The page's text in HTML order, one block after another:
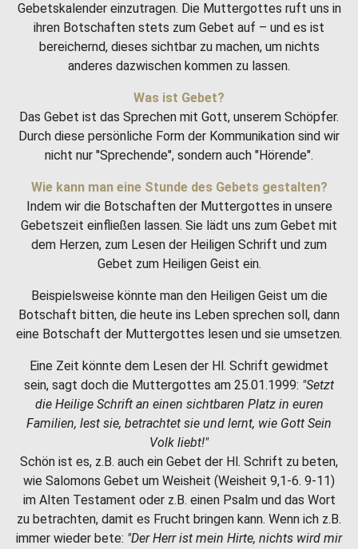
Gebetskalender einzutragen. Die Muttergottes ruft uns in
ihren Botschaften stets zum Gebet auf – und es ist
bereichernd, dieses sichtbar zu machen, um nichts
anderes dazwischen kommen zu lassen.
Was ist Gebet?
Das Gebet ist das Sprechen mit Gott, unserem Schöpfer.
Durch diese persönliche Form der Kommunikation sind wir
nicht nur "Sprechende", sondern auch "Hörende".
Wie kann man eine Stunde des Gebets gestalten?
Indem wir die Botschaften der Muttergottes in unsere
Gebetszeit einfließen lassen. Sie lädt uns zum Gebet mit
dem Herzen, zum Lesen der Heiligen Schrift und zum
Gebet zum Heiligen Geist ein.
Beispielsweise könnte man den Heiligen Geist um die
Botschaft bitten, die heute ins Leben sprechen soll, dann
eine Botschaft der Muttergottes lesen und sie umsetzen.
Eine Zeit könnte dem Lesen der Hl. Schrift gewidmet
sein, sagt doch die Muttergottes am 25.01.1999: "Setzt
die Heilige Schrift an einen sichtbaren Platz in euren
Familien, lest sie, betrachtet sie und lernt, wie Gott Sein
Volk liebt!"
Schön ist es, z.B. auch ein Gebet der Hl. Schrift zu beten,
wie Salomons Gebet um Weisheit (Weisheit 9,1-6. 9-11)
im Alten Testament oder z.B. einen Psalm und das Wort
zu betrachten, damit es Frucht bringen kann. Wenn ich z.B.
immer wieder bete: "Der Herr ist mein Hirte, nichts wird mir